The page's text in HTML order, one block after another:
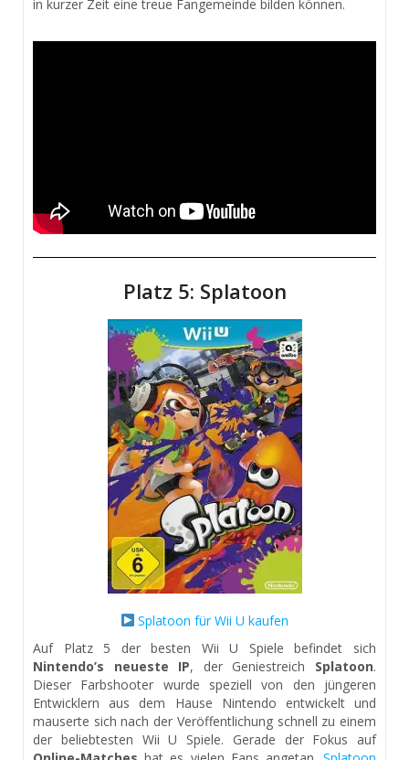
in kurzer Zeit eine treue Fangemeinde bilden können.
Platz 5: Splatoon
Splatoon für Wii U kaufen
Auf Platz 5 der besten Wii U Spiele befindet sich
Nintendo’s neueste IP, der Geniestreich Splatoon.
Dieser Farbshooter wurde speziell von den jüngeren
Entwicklern aus dem Hause Nintendo entwickelt und
mauserte sich nach der Veröffentlichung schnell zu einem
der beliebtesten Wii U Spiele. Gerade der Fokus auf